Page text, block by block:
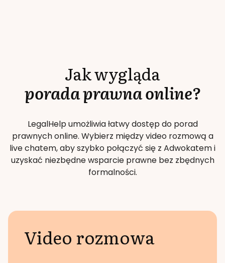
Jak wygląda
porada prawna online?
LegalHelp umożliwia łatwy dostęp do porad
prawnych online. Wybierz między video rozmową a
live chatem, aby szybko połączyć się z Adwokatem i
uzyskać niezbędne wsparcie prawne bez zbędnych
formalności.
Video rozmowa